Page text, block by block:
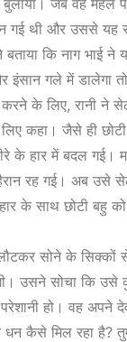
गई थी और उससे यह
कि नाग भाई
इंसान गले में डालेगा
करने के लिए, रानी ने
कहा। जैसे ही
के हार में बदल गई।
रह गई। अब उसे
के साथ छोटी बहु
सोने के सिक्कों
उसने सोचा कि उसे
हो। वह अपने
कैसे मिल रहा है?